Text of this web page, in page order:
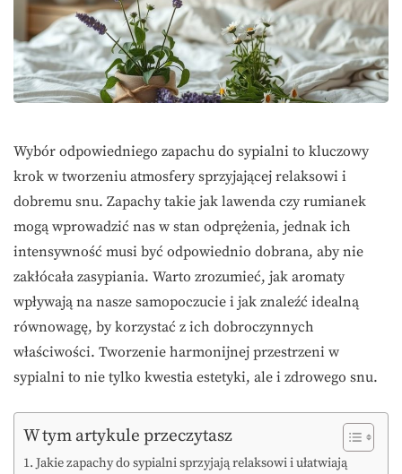
Wybór odpowiedniego zapachu do sypialni to kluczowy
krok w tworzeniu atmosfery sprzyjającej relaksowi i
dobremu snu. Zapachy takie jak lawenda czy rumianek
mogą wprowadzić nas w stan odprężenia, jednak ich
intensywność musi być odpowiednio dobrana, aby nie
zakłócała zasypiania. Warto zrozumieć, jak aromaty
wpływają na nasze samopoczucie i jak znaleźć idealną
równowagę, by korzystać z ich dobroczynnych
właściwości. Tworzenie harmonijnej przestrzeni w
sypialni to nie tylko kwestia estetyki, ale i zdrowego snu.
W tym artykule przeczytasz
Jakie zapachy do sypialni sprzyjają relaksowi i ułatwiają